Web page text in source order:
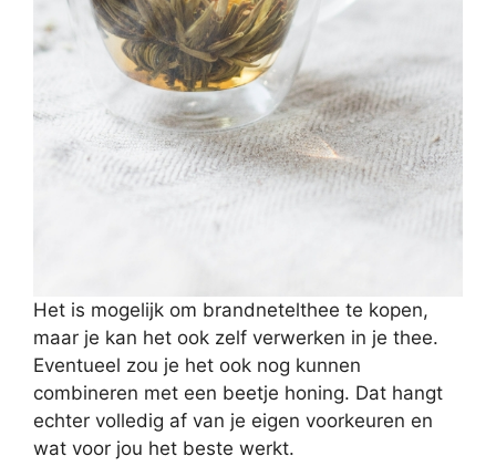
Het is mogelijk om brandnetelthee te kopen,
maar je kan het ook zelf verwerken in je thee.
Eventueel zou je het ook nog kunnen
combineren met een beetje honing. Dat hangt
echter volledig af van je eigen voorkeuren en
wat voor jou het beste werkt.